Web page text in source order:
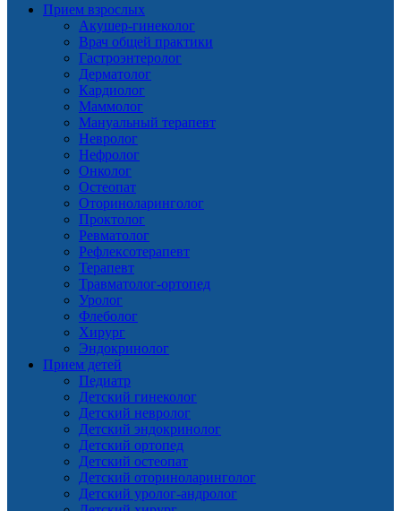
Прием взрослых
Акушер-гинеколог
Врач общей практики
Гастроэнтеролог
Дерматолог
Кардиолог
Маммолог
Мануальный терапевт
Невролог
Нефролог
Онколог
Остеопат
Оториноларинголог
Проктолог
Ревматолог
Рефлексотерапевт
Терапевт
Травматолог-ортопед
Уролог
Флеболог
Хирург
Эндокринолог
Прием детей
Педиатр
Детский гинеколог
Детский невролог
Детский эндокринолог
Детский ортопед
Детский остеопат
Детский оториноларинголог
Детский уролог-андролог